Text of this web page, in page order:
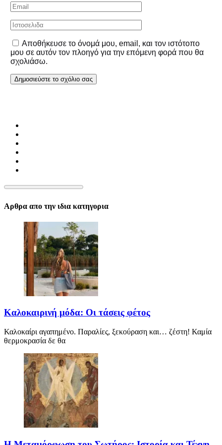
Αποθήκευσε το όνομά μου, email, και τον ιστότοπο
μου σε αυτόν τον πλοηγό για την επόμενη φορά που θα
σχολιάσω.
Αρθρα απο την ιδια κατηγορια
Καλοκαιρινή μόδα: Οι τάσεις φέτος
Καλοκαίρι αγαπημένο. Παραλίες, ξεκούραση και… ζέστη! Καμία
θερμοκρασία δε θα